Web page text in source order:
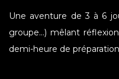
Une aventure de 3 à 6
groupe…) mêlant
demi-heure de